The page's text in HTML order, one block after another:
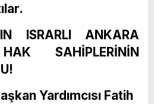
ISRARLI ANKARA
SAHİPLERİNİN
Yardımcısı Fatih